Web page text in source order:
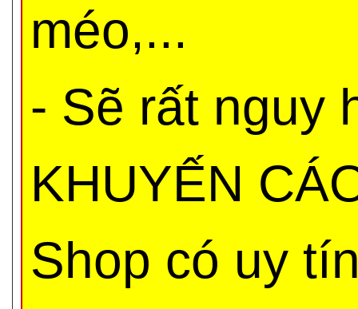
méo,...
- Sẽ rất nguy
KHUYẾN
Shop có uy